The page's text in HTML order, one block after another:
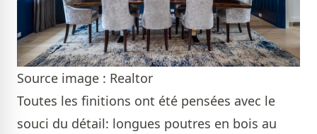
Source image : Realtor
Toutes les finitions ont été pensées avec le
souci du détail: longues poutres en bois au